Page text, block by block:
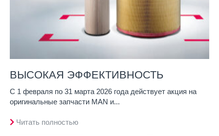
ВЫСОКАЯ ЭФФЕКТИВНОСТЬ
С 1 февраля по 31 марта 2026 года действует акция на
оригинальные запчасти MAN и...
Читать полностью